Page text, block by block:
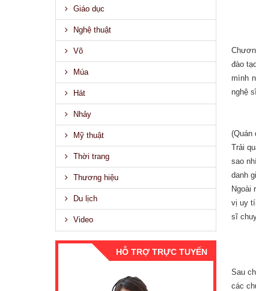
Giáo dục
Nghệ thuật
Võ
Múa
Hát
Nhảy
Mỹ thuật
Thời trang
Thương hiệu
Du lịch
Video
HỖ TRỢ TRỰC TUYẾN
đào
mình
nghệ
(Quán
Trải
sao
danh
Ngoài
vị uy
sĩ
Sau
các